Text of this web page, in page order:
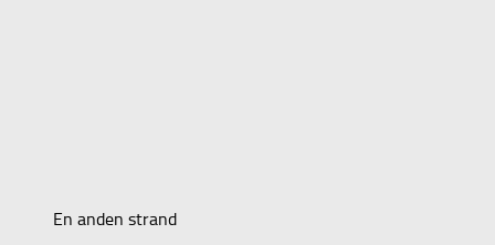
En anden strand